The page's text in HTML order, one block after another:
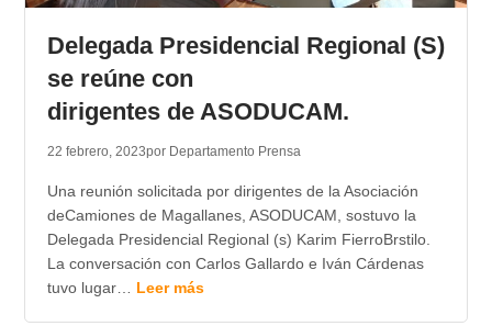
Delegada Presidencial Regional (S)
se reúne con
dirigentes de ASODUCAM.
22 febrero, 2023por Departamento Prensa
Una reunión solicitada por dirigentes de la Asociación
deCamiones de Magallanes, ASODUCAM, sostuvo la
Delegada Presidencial Regional (s) Karim FierroBrstilo.
La conversación con Carlos Gallardo e Iván Cárdenas
tuvo lugar… Leer más